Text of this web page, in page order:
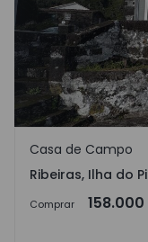
Ribeiras, Ilha do
Casa de Campo
Ribeiras, Ilha do
Comprar